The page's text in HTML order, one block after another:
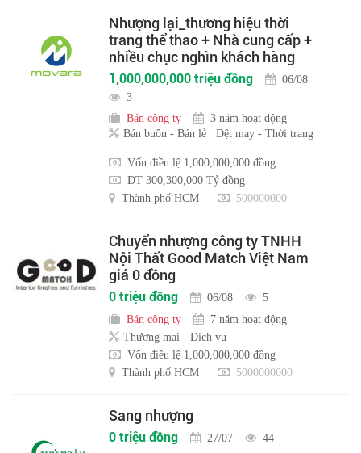
Nhượng lại_thương hiệu thời
trang thể thao + Nhà cung cấp +
nhiều chục nghìn khách hàng
1,000,000,000 triệu đồng
06/08
3
Bán công ty
3 năm hoạt động
Bán buôn - Bán lẻ
Dệt may - Thời trang
Vốn điều lệ 1,000,000,000 đồng
DT 300,300,000 Tỷ đồng
Thành phố HCM
500000000
Chuyển nhượng công ty TNHH
Nội Thất Good Match Việt Nam
giá 0 đồng
0 triệu đồng 06/08
5
Bán công ty
7 năm hoạt động
Thương mại - Dịch vụ
Vốn điều lệ 1,000,000,000 đồng
Thành phố HCM
5000000000
Sang nhượng
0 triệu đồng 27/07
44